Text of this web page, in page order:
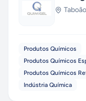
Produtos Químicos
Produtos Químicos
Produtos Químicos
Indústria Química